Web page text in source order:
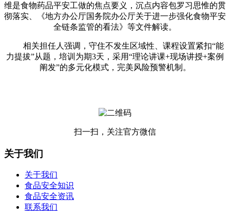
维是食物药品平安工做的焦点要义，沉点内容包罗习思惟的贯
彻落实、《地方办公厅国务院办公厅关于进一步强化食物平安
全链条监管的看法》等文件解读。
相关担任人强调，守住不发生区域性、课程设置紧扣“能
力提拔”从题，培训为期3天，采用“理论讲课+现场讲授+案例
阐发”的多元化模式，完美风险预警机制。
扫一扫，关注官方微信
关于我们
关于我们
食品安全知识
食品安全资讯
联系我们